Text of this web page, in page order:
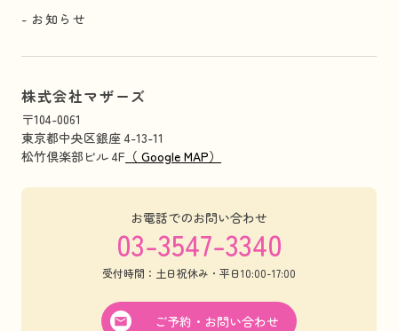
お知らせ
株式会社マザーズ
〒104-0061
東京都中央区銀座 4-13-11
松竹倶楽部ビル 4F （ Google MAP）
お電話でのお問い合わせ
03-3547-3340
受付時間：土日祝休み・平日10:00-17:00
ご予約・お問い合わせ